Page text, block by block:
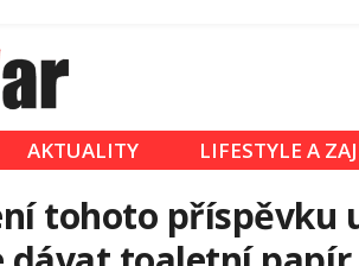
AKTUALITY LIFESTYLE A
tohoto příspěvku